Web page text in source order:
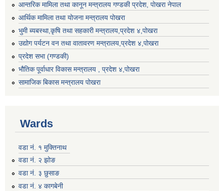
आन्तरिक मामिला तथा कानून मन्त्रालय गण्डकी प्रदेश, पाेखरा नेपाल
आर्थिक मामिला तथा योजना मन्त्रालय पोखरा
भुमी ब्यबस्था,कृषि तथा सहकारी मन्त्रालय,प्रदेश ४,पोखरा
उद्योग पर्यटन वन तथा वातावरण मन्त्रालय,प्रदेश ४,पोखरा
प्रदेश सभा (गण्डकी)
भौतिक पूर्वाधार विकास मन्त्रालय , प्रदेश ४,पोखरा
सामाजिक बिकास मन्त्रालय पोखरा
Wards
वडा नं. १ मुक्तिनाथ
वडा नं. २ झोङ
वडा नं. ३ छुसाङ
वडा नं. ४ कागबेनी